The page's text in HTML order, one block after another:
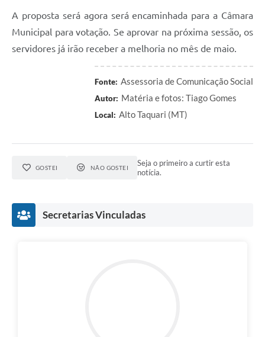
A proposta será agora será encaminhada para a Câmara
Municipal para votação. Se aprovar na próxima sessão, os
servidores já irão receber a melhoria no mês de maio.
Fonte: Assessoria de Comunicação Social
Autor: Matéria e fotos: Tiago Gomes
Local: Alto Taquari (MT)
GOSTEI NÃO GOSTEI
Seja o primeiro a curtir esta
notícia.
Secretarias Vinculadas